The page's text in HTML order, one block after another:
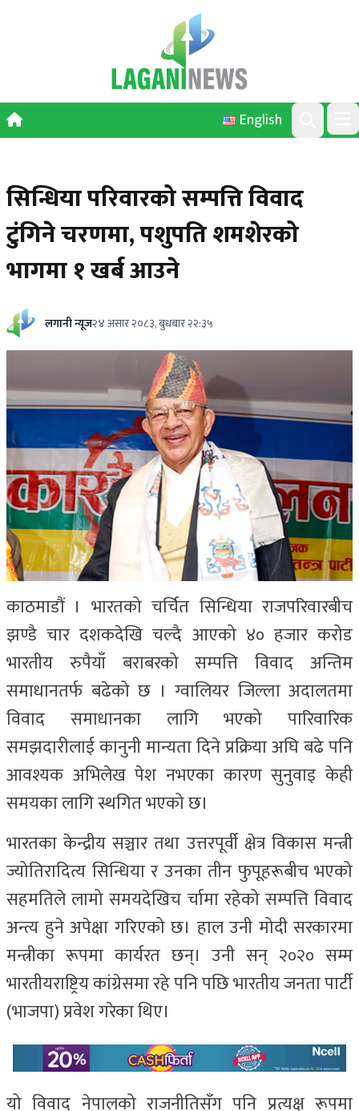
English
Search
सिन्धिया परिवारको सम्पत्ति विवाद
टुंगिने चरणमा, पशुपति शमशेरको
भागमा १ खर्ब आउने
लगानी न्यूज२४ असार २०८३, बुधबार २२:३५
काठमाडौं । भारतको चर्चित सिन्धिया राजपरिवारबीच
झण्डै चार दशकदेखि चल्दै आएको ४० हजार करोड
भारतीय रुपैयाँ बराबरको सम्पत्ति विवाद अन्तिम
समाधानतर्फ बढेको छ । ग्वालियर जिल्ला अदालतमा
विवाद समाधानका लागि भएको पारिवारिक
समझदारीलाई कानुनी मान्यता दिने प्रक्रिया अघि बढे पनि
आवश्यक अभिलेख पेश नभएका कारण सुनुवाइ केही
समयका लागि स्थगित भएको छ।
भारतका केन्द्रीय सञ्चार तथा उत्तरपूर्वी क्षेत्र विकास मन्त्री
ज्योतिरादित्य सिन्धिया र उनका तीन फुपूहरूबीच भएको
सहमतिले लामो समयदेखिच र्चामा रहेको सम्पत्ति विवाद
अन्त्य हुने अपेक्षा गरिएको छ। हाल उनी मोदी सरकारमा
मन्त्रीका रूपमा कार्यरत छन्। उनी सन् २०२० सम्म
भारतीयराष्ट्रिय कांग्रेसमा रहे पनि पछि भारतीय जनता पार्टी
(भाजपा) प्रवेश गरेका थिए।
यो विवाद नेपालको राजनीतिसँग पनि प्रत्यक्ष रूपमा